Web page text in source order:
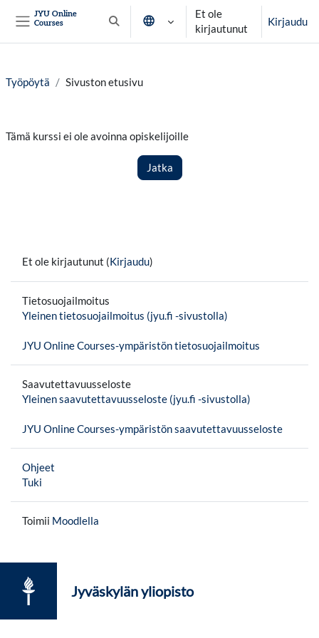
JYU Online
Courses
Vaihda hakusyöttöä
Et ole
kirjautunut
Kirjaudu
Työpöytä Sivuston etusivu
Tämä kurssi ei ole avoinna opiskelijoille
Jatka
Et ole kirjautunut (Kirjaudu)
Tietosuojailmoitus
Yleinen tietosuojailmoitus (jyu.fi -sivustolla)
JYU Online Courses-ympäristön tietosuojailmoitus
Saavutettavuusseloste
Yleinen saavutettavuusseloste (jyu.fi -sivustolla)
JYU Online Courses-ympäristön saavutettavuusseloste
Ohjeet
Tuki
Toimii Moodlella
Jyväskylän yliopisto